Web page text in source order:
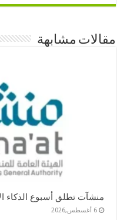
مقالات مشابهة
منشآت تطلق أسبوع الذكاء
6 أغسطس,2026